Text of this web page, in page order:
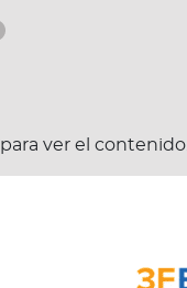
ver el contenido.